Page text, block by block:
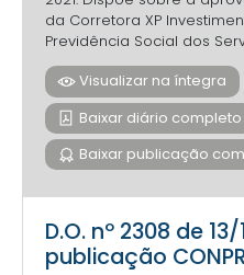
da Corretora XP
Previdência Social dos
Visualizar na íntegra
Baixar diário completo
Baixar publicação
D.O. nº 2308 de
publicação